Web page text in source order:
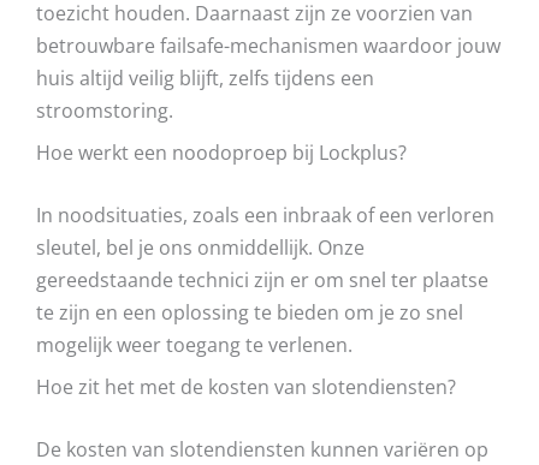
toezicht houden. Daarnaast zijn ze voorzien van
betrouwbare failsafe-mechanismen waardoor jouw
huis altijd veilig blijft, zelfs tijdens een
stroomstoring.
Hoe werkt een noodoproep bij Lockplus?
In noodsituaties, zoals een inbraak of een verloren
sleutel, bel je ons onmiddellijk. Onze
gereedstaande technici zijn er om snel ter plaatse
te zijn en een oplossing te bieden om je zo snel
mogelijk weer toegang te verlenen.
Hoe zit het met de kosten van slotendiensten?
De kosten van slotendiensten kunnen variëren op